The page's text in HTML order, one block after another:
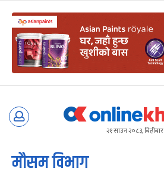
Skip
२१ साउन २०८३, बिहीबार
मौसम विभाग